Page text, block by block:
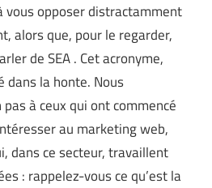
vous opposer distractamment
alors que, pour le regarder,
de SEA . Cet acronyme,
dans la honte. Nous
à ceux qui ont commencé
au marketing web,
dans ce secteur, travaillent
: rappelez-vous ce qu’est la